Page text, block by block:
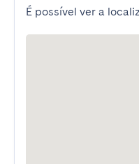
É possível ver a